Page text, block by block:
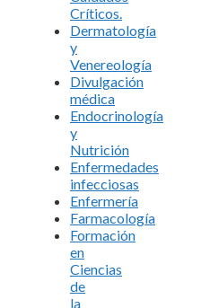
Críticos.
Dermatología
y
Venereología
Divulgación
médica
Endocrinología
y
Nutrición
Enfermedades
infecciosas
Enfermería
Farmacología
Formación
en
Ciencias
de
la